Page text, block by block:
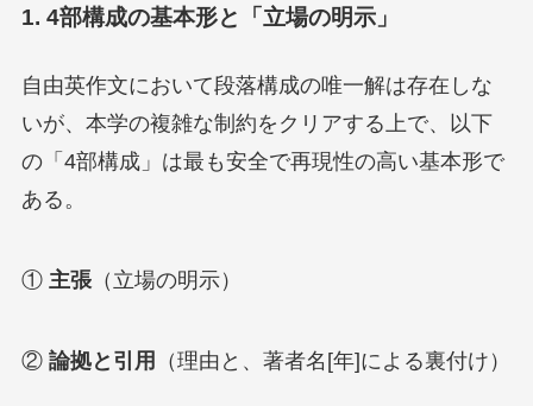
1. 4部構成の基本形と「立場の明示」
自由英作文において段落構成の唯一解は存在しな
いが、本学の複雑な制約をクリアする上で、以下
の「4部構成」は最も安全で再現性の高い基本形で
ある。
① 主張（立場の明示）
② 論拠と引用 （理由と、著者名[年]による裏付け）